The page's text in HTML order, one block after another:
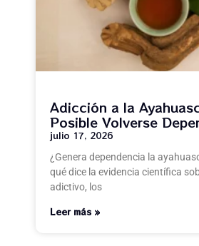
Adicción a la
Posible Volverse
julio 17, 2026
¿Genera dependencia la
qué dice la evidencia científica
adictivo, los
Leer más »